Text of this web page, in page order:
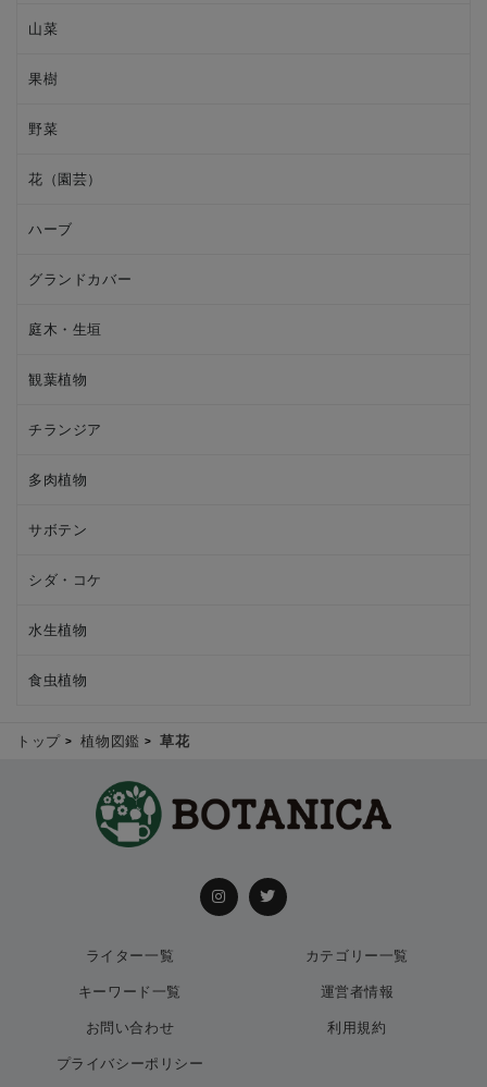
山菜
果樹
野菜
花（園芸）
ハーブ
グランドカバー
庭木・生垣
観葉植物
チランジア
多肉植物
サボテン
シダ・コケ
水生植物
食虫植物
トップ 植物図鑑 草花
ライター一覧 カテゴリー一覧
キーワード一覧 運営者情報
お問い合わせ 利用規約
プライバシーポリシー